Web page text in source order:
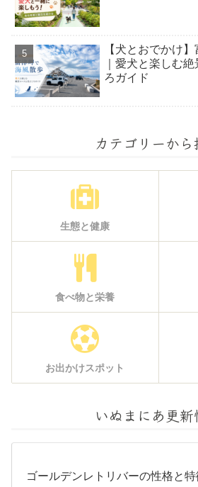
【犬とおでかけ
｜愛犬と楽しむ
ろガイド
カテゴリーから
生態と健康
食べ物と栄養
お出かけスポット
いぬまにあ更新
ゴールデンレトリバーの性格と特